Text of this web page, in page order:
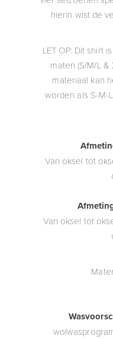
hierin wist de
LET OP: Dit shirt
maten (S/M/L
materiaal kan
worden als S-M-
Van oksel tot
Van oksel tot